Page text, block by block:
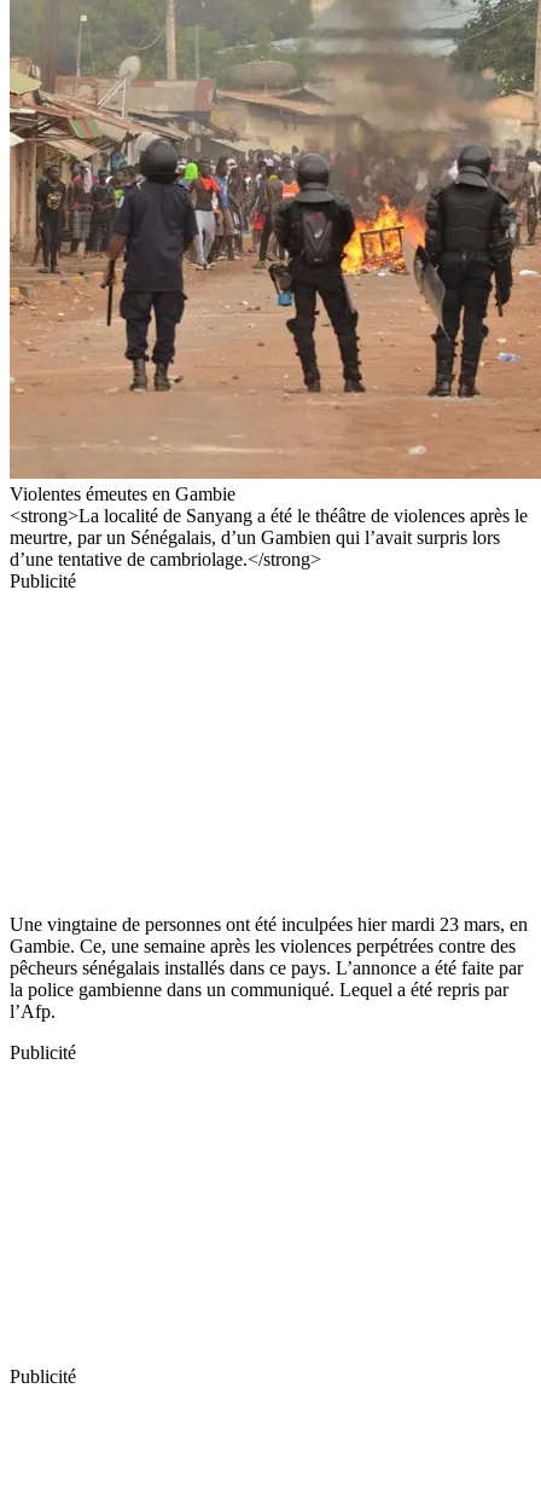
Violentes émeutes en Gambie
<strong>La localité de Sanyang a été le théâtre de violences après le
meurtre, par un Sénégalais, d’un Gambien qui l’avait surpris lors
d’une tentative de cambriolage.</strong>
Publicité
Une vingtaine de personnes ont été inculpées hier mardi 23 mars, en
Gambie. Ce, une semaine après les violences perpétrées contre des
pêcheurs sénégalais installés dans ce pays. L’annonce a été faite par
la police gambienne dans un communiqué. Lequel a été repris par
l’Afp.
Publicité
Publicité